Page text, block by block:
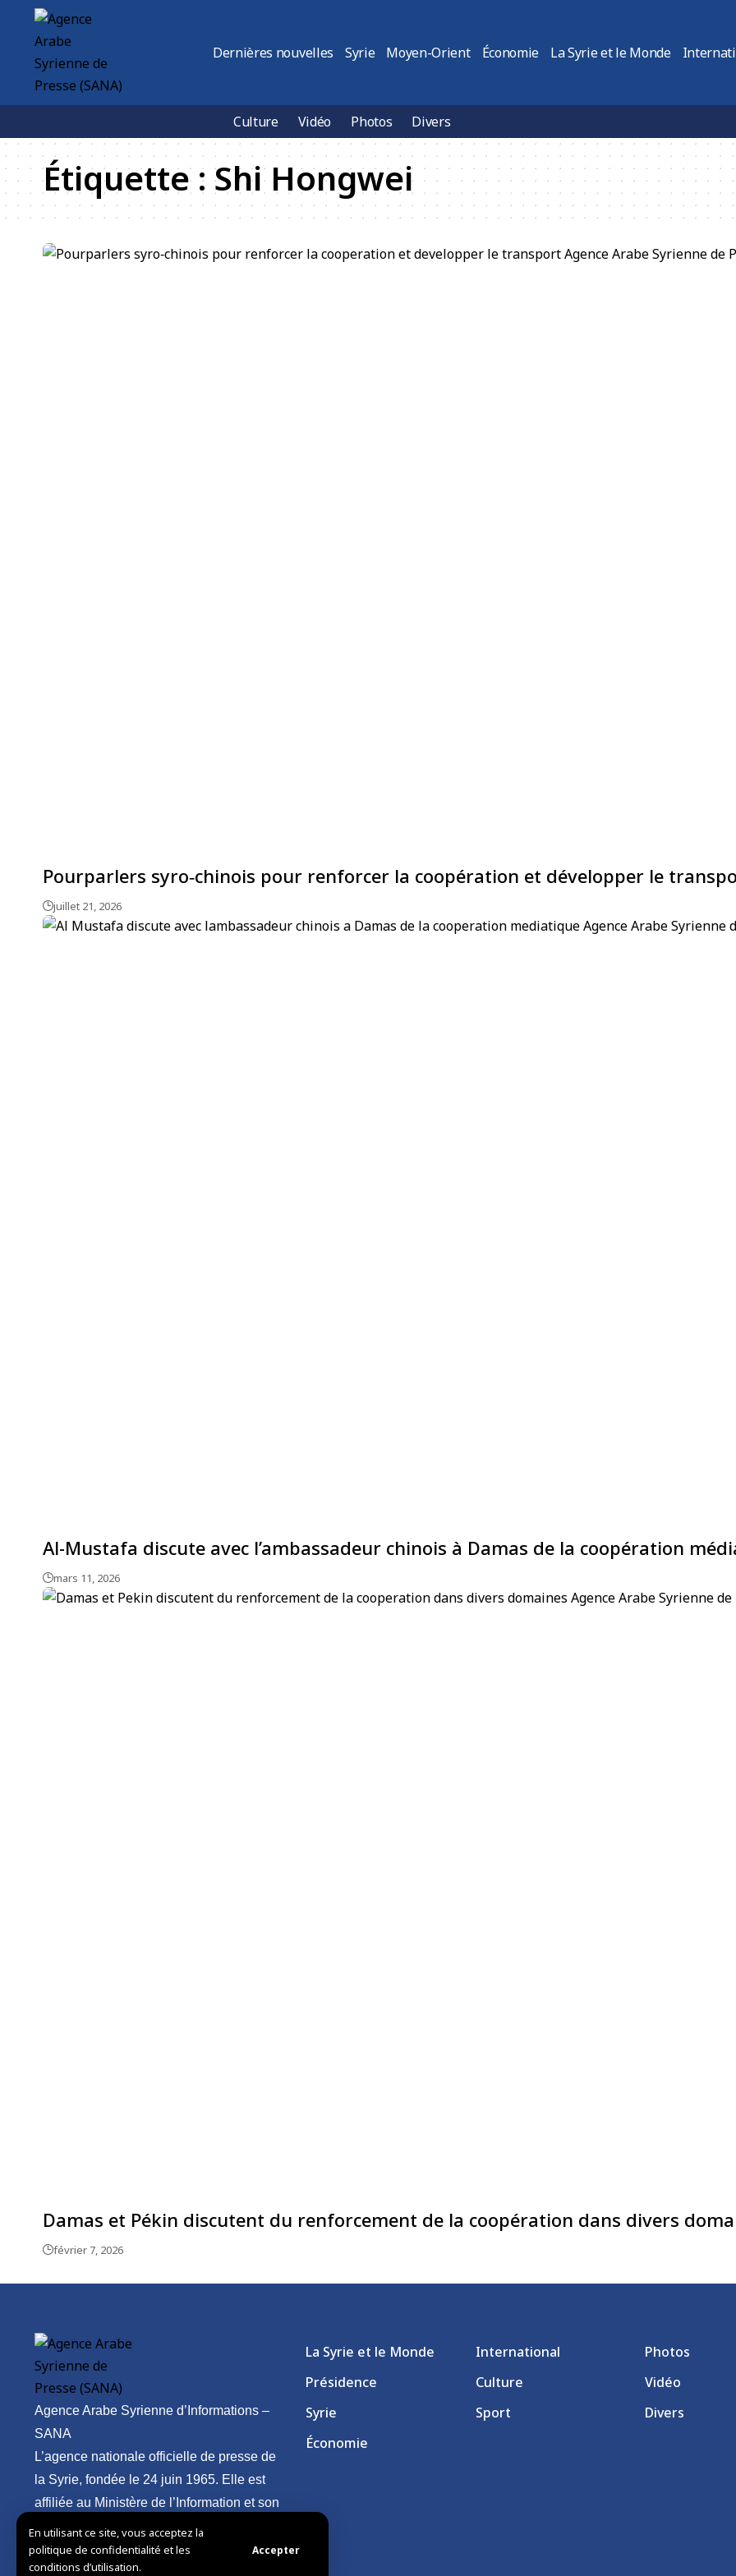
En utilisant ce site, vous acceptez la
politique de confidentialité et les
conditions d’utilisation.
Accepter
Dernières nouvelles Syrie Moyen-Orient Économie La Syrie et le Monde
Culture Vidéo Photos Divers
Étiquette : Shi Hongwei
Pourparlers syro‑chinois pour renforcer la coopération et développer le
juillet 21, 2026
Al-Mustafa discute avec l’ambassadeur chinois à Damas de la coopération
mars 11, 2026
Damas et Pékin discutent du renforcement de la coopération dans divers
février 7, 2026
Agence Arabe Syrienne d’Informations –
SANA
L’agence nationale officielle de presse de
la Syrie, fondée le 24 juin 1965. Elle est
affiliée au Ministère de l’Information et son
siège est à Damas.
La Syrie et le Monde
Présidence
Syrie
Économie
International
Culture
Sport
Photos
Vidéo
Divers